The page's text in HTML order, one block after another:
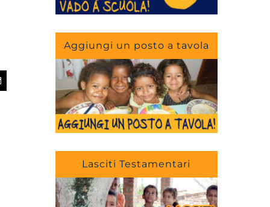
Email
Aggiungi un posto a tavola
Lasciti Testamentari